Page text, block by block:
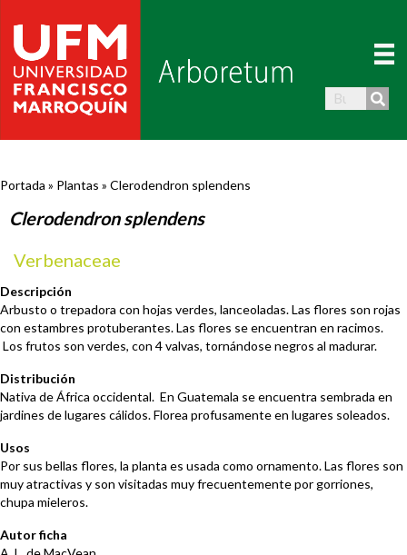
Portada » Plantas » Clerodendron splendens
Clerodendron splendens
Verbenaceae
Descripción
Arbusto o trepadora con hojas verdes, lanceoladas. Las flores son rojas
con estambres protuberantes. Las flores se encuentran en racimos.
Los frutos son verdes, con 4 valvas, tornándose negros al madurar.
Distribución
Nativa de África occidental. En Guatemala se encuentra sembrada en
jardines de lugares cálidos. Florea profusamente en lugares soleados.
Usos
Por sus bellas flores, la planta es usada como ornamento. Las flores son
muy atractivas y son visitadas muy frecuentemente por gorriones,
chupa mieleros.
Autor ficha